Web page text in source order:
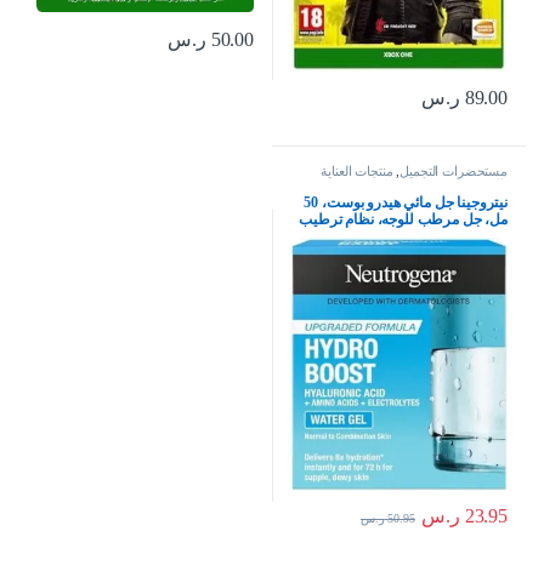
89.00 ر.س
50.00 ر.س
مستحضرات التجميل منتجات العناية
بالبشرة
نيتروجينا جل مائي هيدرو بوست، 50
مل، جل مرطب للوجه، نظام ترطيب
كامل للعناية بالبشرة مع حمض
الهيالورونيك، خفيف الوزن، غير
كوميدوغينيك، ومناسب للبشرة
الجافة – قد يختلف التغليف، من
نيوتريجينا
23.95 ر.س 50.95 ر.س